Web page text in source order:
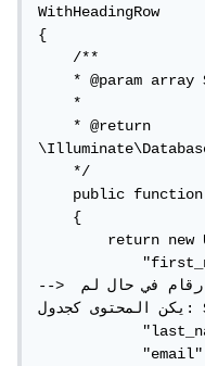
WithHeadingRow
{
    /**
    * @param array $row
    *
    * @return
    */
    public function model(array $row)
    {
        return new User([
            "first_name" => $row['first_name'],
--> يمكن استبدال اسماء الأعمدة بأرقام في حال لم
يكن المحتوى كجدول: $row[0]
            "last_name" => $row['last_name'],
            "email" => $row['email'],